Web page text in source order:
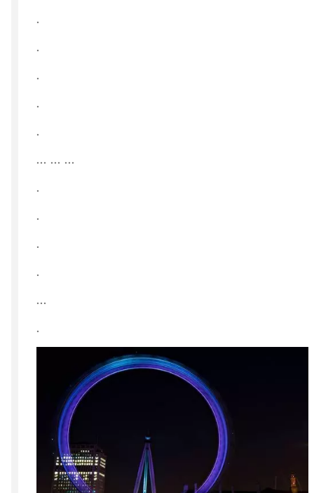
.
.
.
.
.
... ... ...
.
.
.
.
...
.